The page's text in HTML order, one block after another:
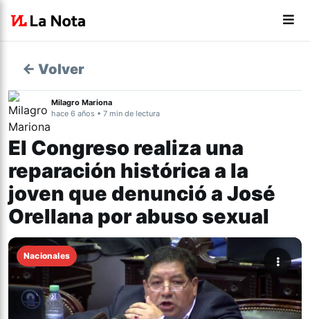
← Volver
Milagro Mariona
hace 6 años • 7 min de lectura
El Congreso realiza una
reparación histórica a la
joven que denunció a José
Orellana por abuso sexual
Nacionales